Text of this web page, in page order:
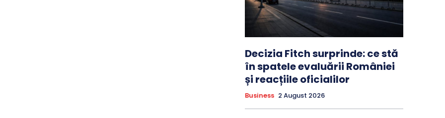
Decizia Fitch surprinde: ce stă
în spatele evaluării României
și reacțiile oficialilor
Business 2 August 2026